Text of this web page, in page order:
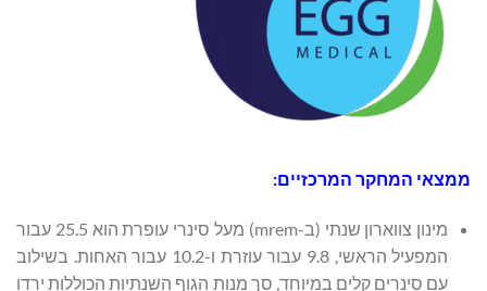
ממצאי המחקר המרכזיים:
מינון צווארון שנתי (ב-mrem) מעל סינרי עופרת הוא 25.5 עבור
המפעיל הראשי, 9.8 עבור עוזרת ו-10.2 עבור האחות. בשילוב
עם סינרים קלים במיוחד, סך מנות הגוף השנתיות הכוללות ירדו